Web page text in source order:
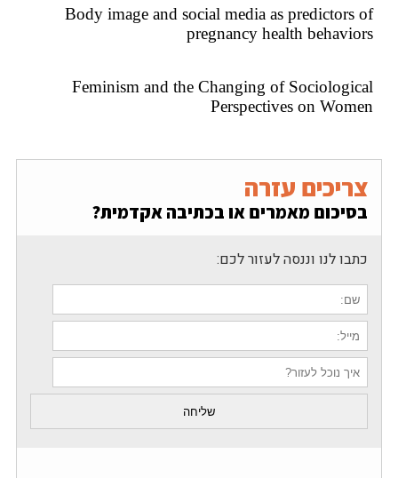
Body image and social media as predictors of
pregnancy health behaviors
Feminism and the Changing of Sociological
Perspectives on Women
צריכים עזרה
בסיכום מאמרים או בכתיבה אקדמית?
כתבו לנו וננסה לעזור לכם: